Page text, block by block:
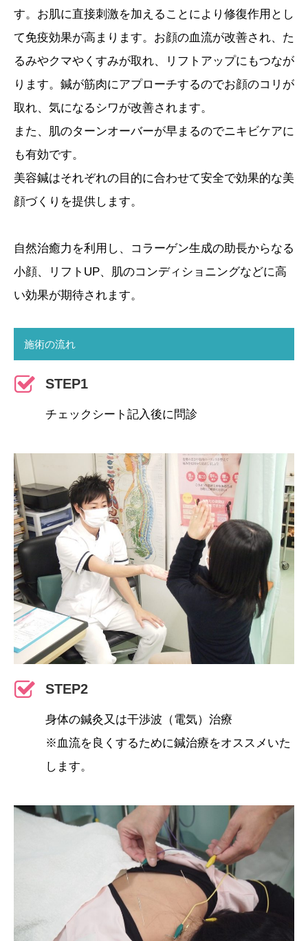
す。お肌に直接刺激を加えることにより修復作用とし
て免疫効果が高まります。お顔の血流が改善され、た
るみやクマやくすみが取れ、リフトアップにもつなが
ります。鍼が筋肉にアプローチするのでお顔のコリが
取れ、気になるシワが改善されます。
また、肌のターンオーバーが早まるのでニキビケアに
も有効です。
美容鍼はそれぞれの目的に合わせて安全で効果的な美
顔づくりを提供します。
自然治癒力を利用し、コラーゲン生成の助長からなる
小顔、リフトUP、肌のコンディショニングなどに高
い効果が期待されます。
施術の流れ
STEP1
チェックシート記入後に問診
STEP2
身体の鍼灸又は干渉波（電気）治療
※血流を良くするために鍼治療をオススメいた
します。